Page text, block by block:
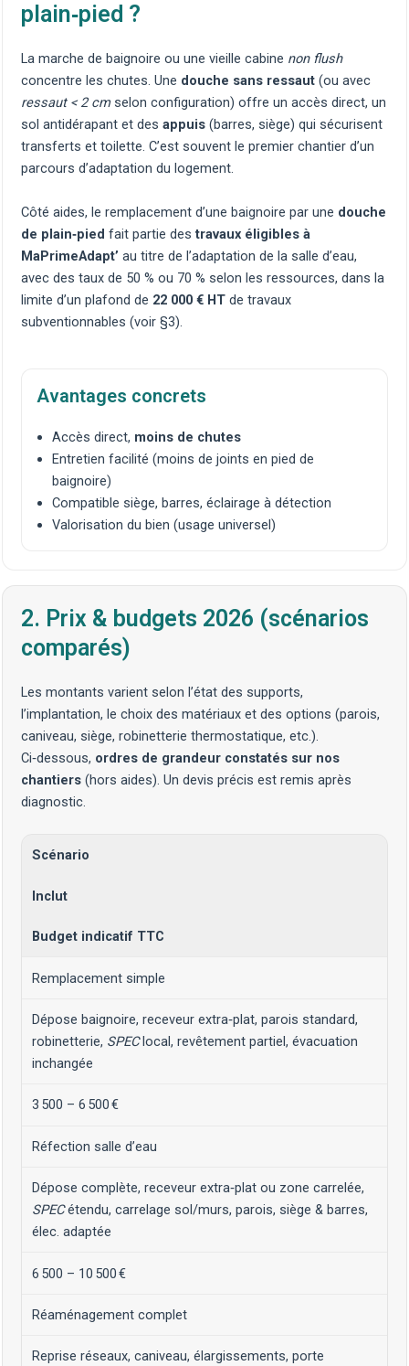
plain‑pied ?
La marche de baignoire ou une vieille cabine non flush
concentre les chutes. Une douche sans ressaut (ou avec
ressaut < 2 cmselon configuration) offre un accès direct, un
sol antidérapant et desappuis (barres, siège) qui sécurisent
transferts et toilette. C’est souvent le premier chantier d’un
parcoursd’adaptation du logement.
Côté aides, le remplacement d’une baignoire par une douche
de plain‑pied fait partie destravaux éligibles à
MaPrimeAdapt’ au titre de l’adaptation de la salle d’eau,
avec des taux de 50 % ou 70 % selon les ressources, dans la
limite d’un plafond de 22 000 € HT de travaux
subventionnables (voir §3).
Avantages concrets
Accès direct, moins de chutes
Entretien facilité (moins de joints en pied de
baignoire)
Compatible siège, barres, éclairage à détection
Valorisation du bien (usage universel)
2. Prix & budgets 2026 (scénarios
comparés)
Les montants varient selon l’état des supports,
l’implantation, le choix des matériaux et des options (parois,
caniveau, siège, robinetterie thermostatique, etc.).
Ci‑dessous, ordres de grandeur constatés sur nos
chantiers (hors aides). Un devis précis est remis après
diagnostic.
Scénario
Inclut
Budget indicatif TTC
Remplacement simple
Dépose baignoire, receveur extra‑plat, parois standard,
robinetterie, SPEClocal, revêtement partiel, évacuation
inchangée
3 500 – 6 500 €
Réfection salle d’eau
Dépose complète, receveur extra‑plat ou zone carrelée,
SPECétendu, carrelage sol/murs, parois, siège & barres,
élec. adaptée
6 500 – 10 500 €
Réaménagement complet
Reprise réseaux, caniveau, élargissements, porte